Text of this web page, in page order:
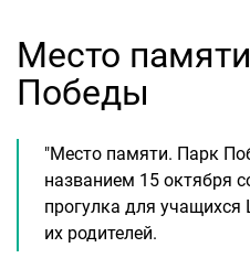
Место
Победы
"Место памяти. Парк
названием 15 октября
прогулка для
их родителей.